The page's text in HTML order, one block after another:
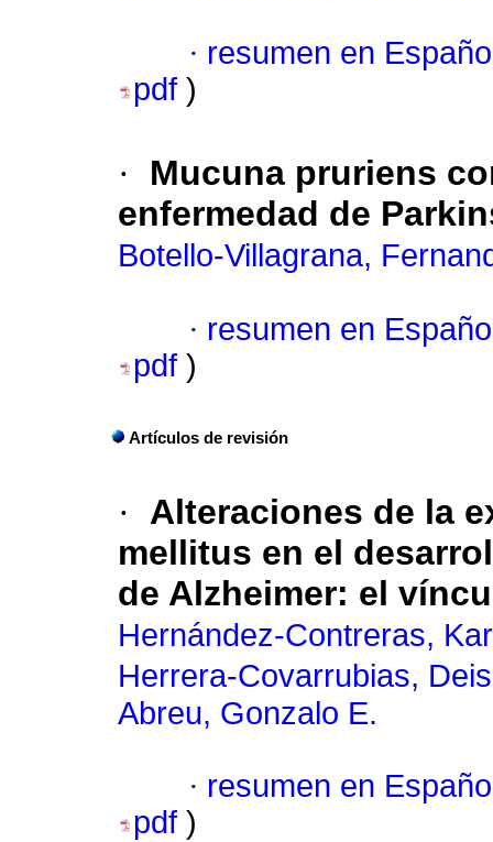
· resumen en
pdf )
·
Mucuna pruriens
enfermedad de
Botello-Villagrana,
· resumen en
pdf )
Artículos de revisión
·
Alteraciones de la
mellitus en el
de Alzheimer: el
Hernández-Contreras,
Herrera-Covarrubias,
Abreu, Gonzalo E.
· resumen en
pdf )